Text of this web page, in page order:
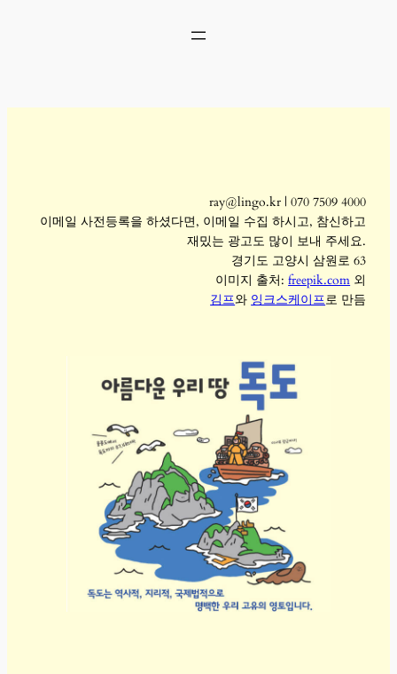
ray@lingo.kr | 070 7509 4000
이메일 사전등록을 하셨다면, 이메일 수집 하시고, 참신하고
재밌는 광고도 많이 보내 주세요.
경기도 고양시 삼원로 63
이미지 출처:freepik.com 외
김프와 잉크스케이프로 만듬